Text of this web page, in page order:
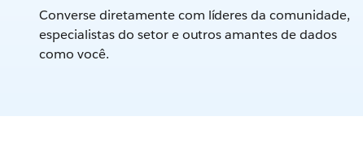
Converse diretamente com líderes da comunidade,
especialistas do setor e outros amantes de dados
como você.